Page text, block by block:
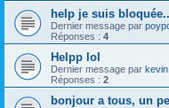
help je suis
Dernier message par
Réponses : 4
Helpp lol
Dernier message par kevin
Réponses : 2
bonjour a tous, un